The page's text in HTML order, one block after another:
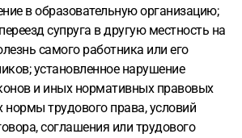
в образовательную организацию;
супруга в другую местность на
самого работника или его
установленное нарушение
и иных нормативных правовых
трудового права, условий
соглашения или трудового